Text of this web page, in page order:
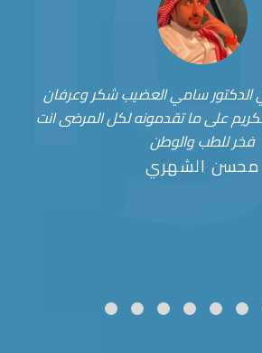
الدكتور سامي العضيب شكر وعرفان
على ما تقدمونه لكل المرضى انت
فخر للطب والوطن
محسن الشهري